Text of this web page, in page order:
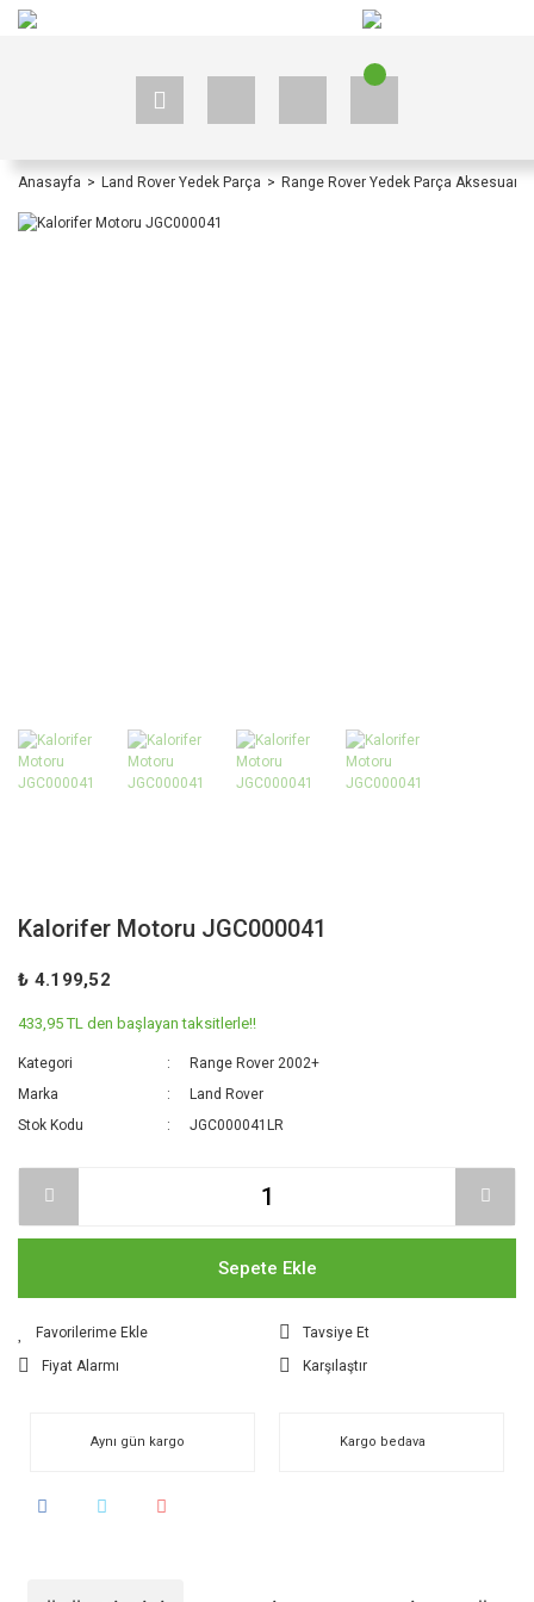
Anasayfa Land Rover Yedek Parça Range Rover Yedek Parça Aksesuar
Kalorifer Motoru JGC000041
₺ 4.199,52
433,95 TL den başlayan taksitlerle!!
Kategori
Range Rover 2002+
Marka
Land Rover
Stok Kodu
JGC000041LR
Sepete Ekle
Tavsiye Et
Fiyat Alarmı
Karşılaştır
Aynı gün kargo Kargo bedava